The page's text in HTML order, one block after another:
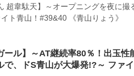
超韋駄天】～オープニングを夜に撮
ト青山！#39&40 《青山りょう》
ール】～AT継続率80％！出玉性
で、ドS青山が大爆発!?～ ファ